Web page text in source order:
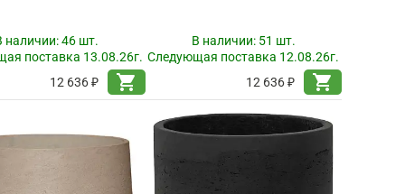
наличии:46 шт.
поставка 13.08.26г.
12 636 ₽
shopping_cart
В наличии: 51 шт.
Следующая поставка 12.08.26г.
12 636 ₽
shopping_cart